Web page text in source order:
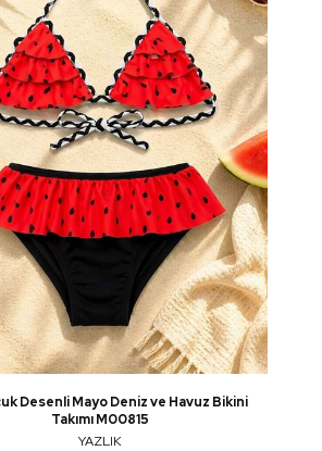
Desenli Mayo Deniz ve Havuz Bikini
Takımı M00815
YAZLIK